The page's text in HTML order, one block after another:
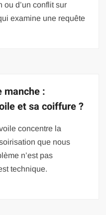
ou d’un conflit sur
examine une requête
manche :
et sa coiffure ?
concentre la
que nous
n’est pas
technique.